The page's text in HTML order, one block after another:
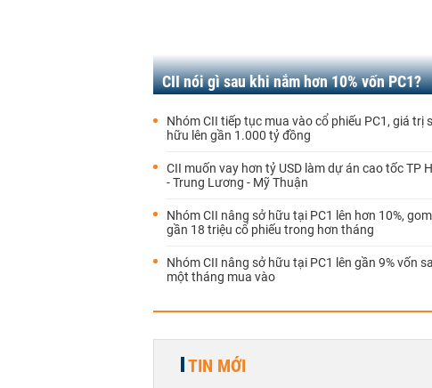
CII nói gì sau khi nắm hơn 10% vốn PC1?
Nhóm CII tiếp tục mua vào cổ phiếu PC1, giá trị
hữu lên gần 1.000 tỷ đồng
CII muốn vay hơn tỷ USD làm dự án cao tốc TP
- Trung Lương - Mỹ Thuận
Nhóm CII nâng sở hữu tại PC1 lên hơn 10%, gom
gần 18 triệu cổ phiếu trong hơn tháng
Nhóm CII nâng sở hữu tại PC1 lên gần 9% vốn
một tháng mua vào
TIN MỚI